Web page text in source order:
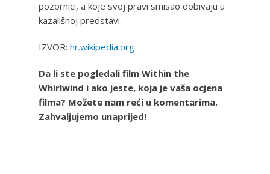
pozornici, a koje svoj pravi smisao dobivaju u
kazališnoj predstavi.
IZVOR: hr.wikipedia.org
Da li ste pogledali film Within the
Whirlwind i ako jeste, koja je vaša ocjena
filma? Možete nam reći u komentarima.
Zahvaljujemo unaprijed!